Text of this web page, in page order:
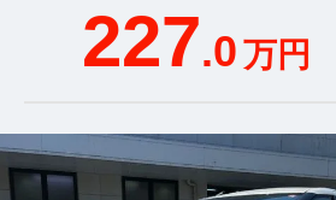
227.0万円